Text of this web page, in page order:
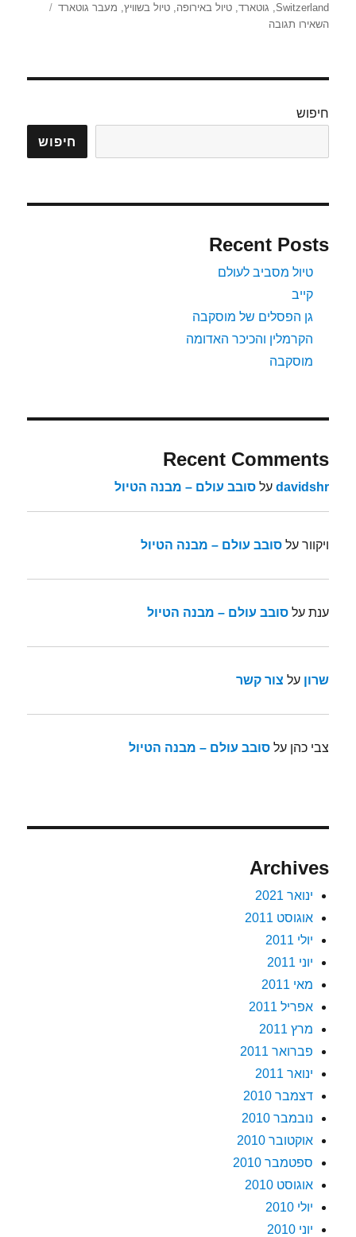
בתאריך
Switzerland
, גוטארד,טיול באירופה,טיול בשוויץ, מעבר גוטארד
השאירו תגובה
חיפוש
חיפוש
Recent Posts
טיול מסביב לעולם
קייב
גן הפסלים של מוסקבה
הקרמלין והכיכר האדומה
מוסקבה
Recent Comments
davidshr עלסובב עולם – מבנה הטיול
ויקוור עלסובב עולם – מבנה הטיול
ענת עלסובב עולם – מבנה הטיול
שרון על צור קשר
צבי כהן עלסובב עולם – מבנה הטיול
Archives
ינואר 2021
אוגוסט 2011
יולי 2011
יוני 2011
מאי 2011
אפריל 2011
מרץ 2011
פברואר 2011
ינואר 2011
דצמבר 2010
נובמבר 2010
אוקטובר 2010
ספטמבר 2010
אוגוסט 2010
יולי 2010
יוני 2010